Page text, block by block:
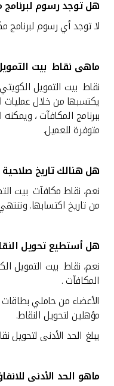
هل توجد رسوم لبرنامج
لا توجد أي رسوم لبرنامج
ماهى نقاط بيت
نقاط بيت التمويل
يكتسبها من خلال عمليات
ببرنامج المكافآت ،
متوفرة للعميل.
هل هنالك تاريخ صلاحية
من تاريخ اكتسابها.
هل أستطيع تحويل
نعم، نقاط بيت التمويل
المكافآت .
الأعضاء من حاملي
مؤهلين لتحويل النقاط.
يبلغ الحد الأدنى لتحويل
ماهو الحد الأدنى